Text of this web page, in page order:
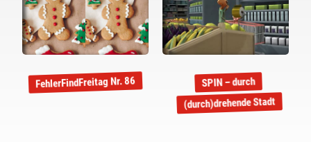
FehlerFindFreitag Nr. 86 SPIN – durch
(durch)drehende Stadt